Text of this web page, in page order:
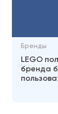
Бренды
LEGO
бренда